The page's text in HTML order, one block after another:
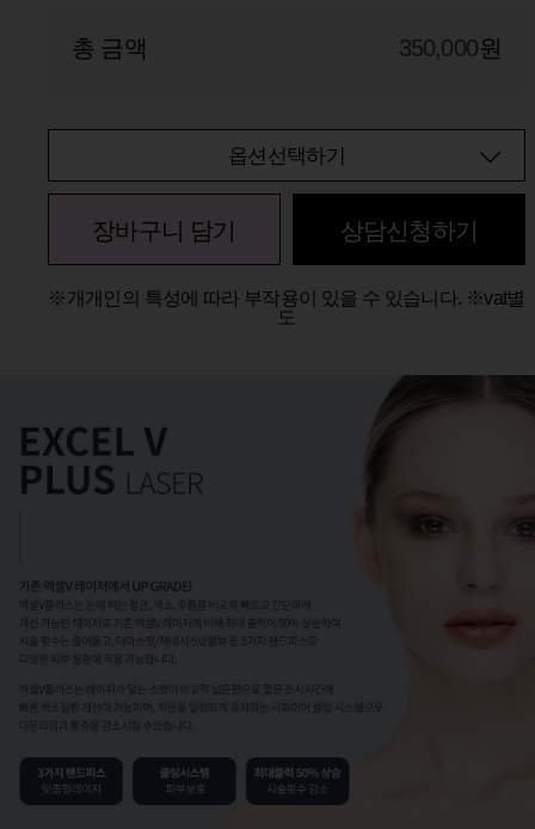
총 금액 350,000원
옵션선택하기
장바구니 담기 상담신청하기
※개개인의 특성에 따라 부작용이 있을 수 있습니다. ※vat별
도